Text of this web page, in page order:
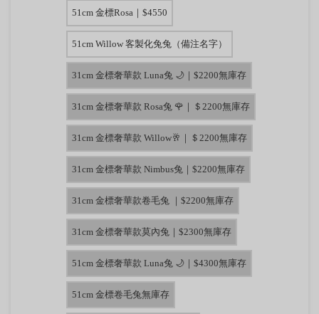
51cm 金標Rosa｜$4550
51cm Willow 客製化兔兔（備注名字）
31cm 金標奢華款 Luna兔 🌙｜$2200無庫存
31cm 金標奢華款 Rosa兔 🌹｜＄2200無庫存
31cm 金標奢華款 Willow🥂｜＄2200無庫存
31cm 金標奢華款 Nimbus兔｜$2200無庫存
31cm 金標奢華款卷毛兔 ｜$2200無庫存
31cm 金標奢華款莫內兔｜$2300無庫存
51cm 金標奢華款 Luna兔 🌙｜$4300無庫存
51cm 金標卷毛兔無庫存